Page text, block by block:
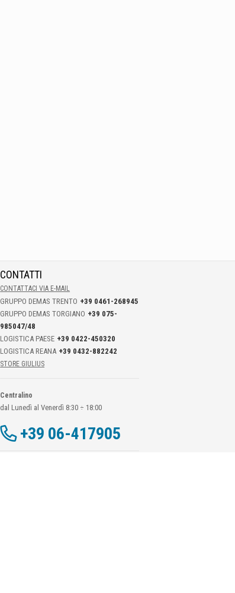
CONTATTI
CONTATTACI VIA E-MAIL
GRUPPO DEMAS TRENTO +39 0461-268945
GRUPPO DEMAS TORGIANO +39 075-
985047/48
LOGISTICA PAESE +39 0422-450320
LOGISTICA REANA +39 0432-882242
STORE GIULIUS
Centralino
dal Lunedì al Venerdì 8:30 ÷ 18:00
+39 06-417905